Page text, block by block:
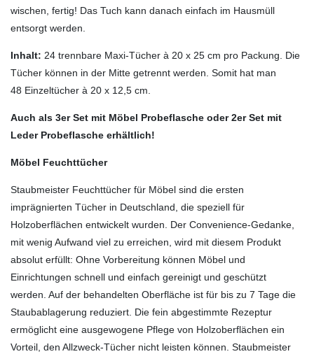
wischen, fertig! Das Tuch kann danach einfach im Hausmüll
entsorgt werden.
Inhalt: 24 trennbare Maxi-Tücher à 20 x 25 cm pro Packung. Die
Tücher können in der Mitte getrennt werden. Somit hat man
48 Einzeltücher à 20 x 12,5 cm.
Auch als 3er Set mit Möbel Probeflasche oder 2er Set mit
Leder Probeflasche erhältlich!
Möbel Feuchttücher
Staubmeister Feuchttücher für Möbel sind die ersten
imprägnierten Tücher in Deutschland, die speziell für
Holzoberflächen entwickelt wurden. Der Convenience-Gedanke,
mit wenig Aufwand viel zu erreichen, wird mit diesem Produkt
absolut erfüllt: Ohne Vorbereitung können Möbel und
Einrichtungen schnell und einfach gereinigt und geschützt
werden. Auf der behandelten Oberfläche ist für bis zu 7 Tage die
Staubablagerung reduziert. Die fein abgestimmte Rezeptur
ermöglicht eine ausgewogene Pflege von Holzoberflächen ein
Vorteil, den Allzweck-Tücher nicht leisten können. Staubmeister